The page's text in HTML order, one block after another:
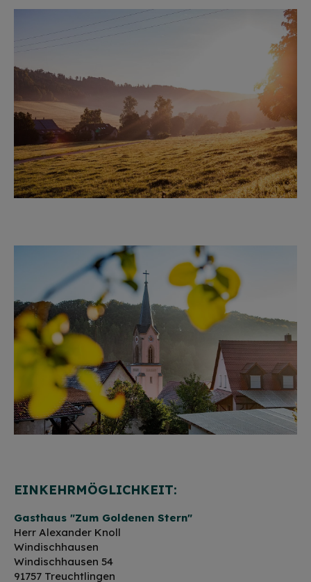
EINKEHRMÖGLICHKEIT:
Gasthaus "Zum Goldenen Stern"
Herr Alexander Knoll
Windischhausen
Windischhausen 54
91757 Treuchtlingen